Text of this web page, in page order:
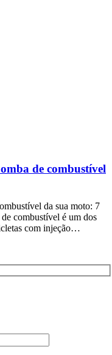
de combustível
da sua moto: 7
combustível é um dos
com injeção…